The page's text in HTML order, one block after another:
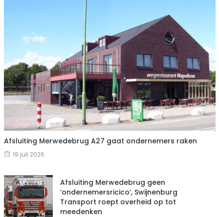
Afsluiting Merwedebrug A27 gaat ondernemers raken
19 juli 2026
Afsluiting Merwedebrug geen
‘ondernemersricico’, Swijnenburg
Transport roept overheid op tot
meedenken